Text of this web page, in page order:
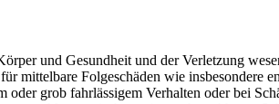
und Gesundheit und der Verletzung
mittelbare Folgeschäden wie insbesondere
grob fahrlässigem Verhalten oder bei